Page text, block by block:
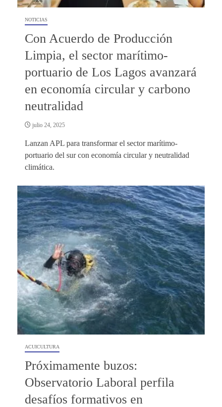
NOTICIAS
Con Acuerdo de Producción
Limpia, el sector marítimo-
portuario de Los Lagos avanzará
en economía circular y carbono
neutralidad
julio 24, 2025
Lanzan APL para transformar el sector marítimo-
portuario del sur con economía circular y neutralidad
climática.
ACUICULTURA
Próximamente buzos:
Observatorio Laboral perfila
desafíos formativos en